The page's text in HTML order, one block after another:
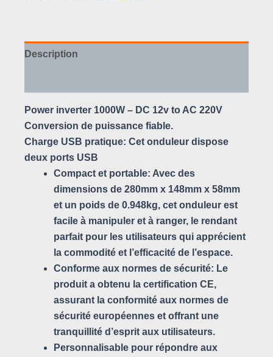
Description
Power inverter 1000W – DC 12v to AC 220V
Conversion de puissance fiable.
Charge USB pratique: Cet onduleur dispose
deux ports USB
Compact et portable: Avec des
dimensions de 280mm x 148mm x 58mm
et un poids de 0.948kg, cet onduleur est
facile à manipuler et à ranger, le rendant
parfait pour les utilisateurs qui apprécient
la commodité et l’efficacité de l’espace.
Conforme aux normes de sécurité: Le
produit a obtenu la certification CE,
assurant la conformité aux normes de
sécurité européennes et offrant une
tranquillité d’esprit aux utilisateurs.
Personnalisable pour répondre aux